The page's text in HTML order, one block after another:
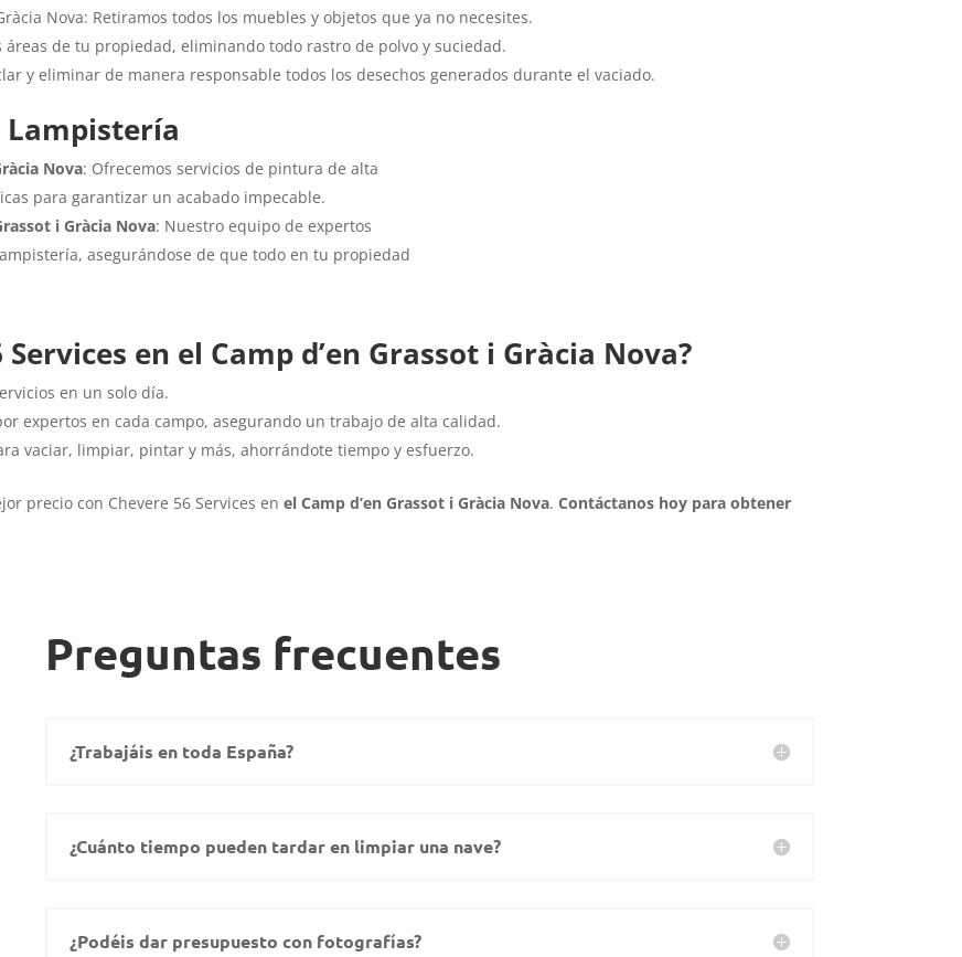
Nova: Retiramos todos los muebles y objetos que ya no necesites.
de tu propiedad, eliminando todo rastro de polvo y suciedad.
y eliminar de manera responsable todos los desechos generados durante el vaciado.
Lampistería
Nova: Ofrecemos servicios de pintura de alta
para garantizar un acabado impecable.
i Gràcia Nova: Nuestro equipo de expertos
asegurándose de que todo en tu propiedad
en el Camp d’en Grassot i Gràcia Nova?
en un solo día.
expertos en cada campo, asegurando un trabajo de alta calidad.
vaciar, limpiar, pintar y más, ahorrándote tiempo y esfuerzo.
precio con Chevere 56 Services enel Camp d’en Grassot i Gràcia Nova.Contáctanos hoy para obtener
Preguntas frecuentes
¿Trabajáis en toda España?
¿Cuánto tiempo pueden tardar en limpiar una nave?
¿Podéis dar presupuesto con fotografías?